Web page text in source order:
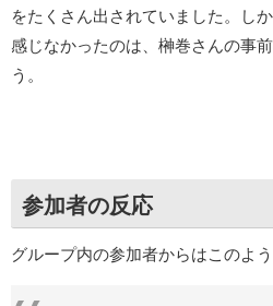
をたくさん出されていました。し
感じなかったのは、榊巻さんの事
う。
参加者の反応
グループ内の参加者からはこのよ